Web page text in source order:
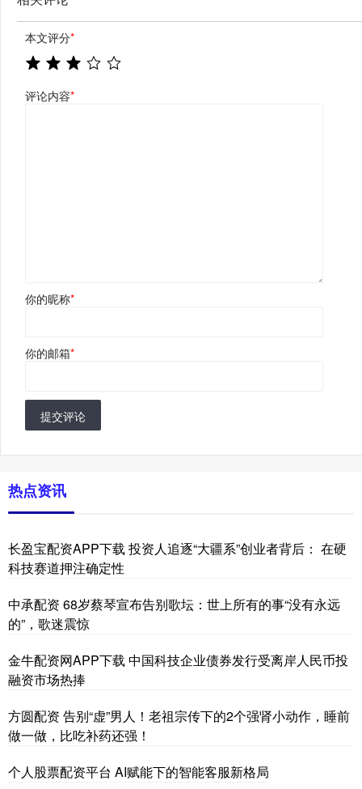
本文评分*
评论内容*
你的昵称*
你的邮箱*
提交评论
热点资讯
长盈宝配资APP下载 投资人追逐“大疆系”创业者背后： 在硬
科技赛道押注确定性
中承配资 68岁蔡琴宣布告别歌坛：世上所有的事“没有永远
的”，歌迷震惊
金牛配资网APP下载 中国科技企业债券发行受离岸人民币投
融资市场热捧
方圆配资 告别“虚”男人！老祖宗传下的2个强肾小动作，睡前
做一做，比吃补药还强！
个人股票配资平台 AI赋能下的智能客服新格局